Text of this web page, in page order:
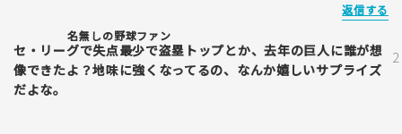
返信する
名無しの野球ファン
セ・リーグで失点最少で盗塁トップとか、去年の巨人に誰が想
像できたよ？地味に強くなってるの、なんか嬉しいサプライズ
だよな。